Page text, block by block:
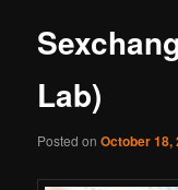
Lab)
Posted onOctober 18,